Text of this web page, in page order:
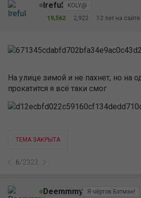
Ireful
KOLY@
19,562
2,922 12 лет на сайте
На улице зимой и не пахнет, но на
прокатится я всё таки смог
ТЕМА ЗАКРЫТА
6/2323
Deemmmy Я чёртов Бэтмэн!